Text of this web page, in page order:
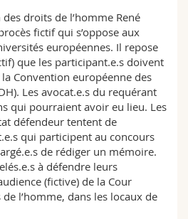
droits de l’homme René
fictif qui s’oppose aux
européennes. Il repose
que les participant.e.s doivent
Convention européenne des
Les avocat.e.s du requérant
qui pourraient avoir eu lieu. Les
défendeur tentent de
qui participent au concours
de rédiger un mémoire.
à défendre leurs
(fictive) de la Cour
l’homme, dans les locaux de